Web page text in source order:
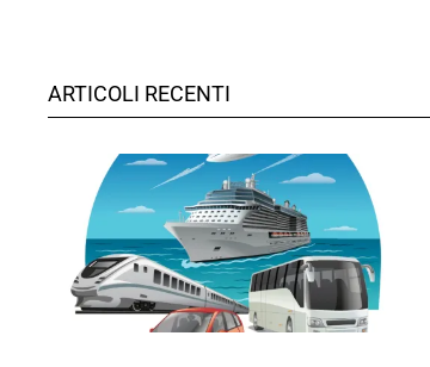
ARTICOLI RECENTI